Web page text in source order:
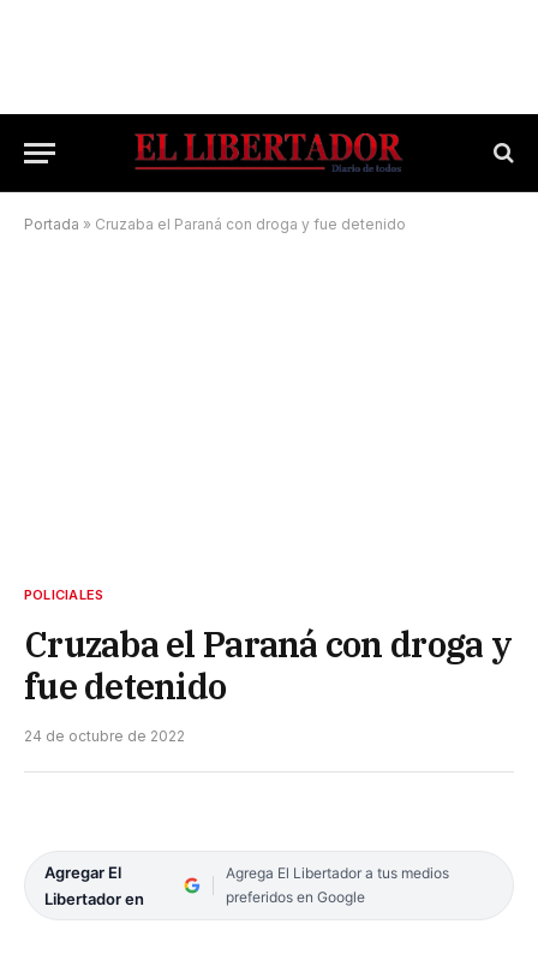
Portada » Cruzaba el Paraná con droga y fue detenido
POLICIALES
Cruzaba el Paraná con droga y
fue detenido
24 de octubre de 2022
Agregar El
Libertador en
Agrega El Libertador a tus medios
preferidos en Google